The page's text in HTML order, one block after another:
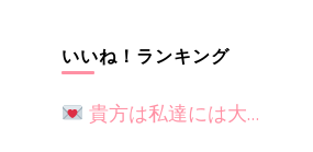
いいね！ランキング
貴方は私達には大…